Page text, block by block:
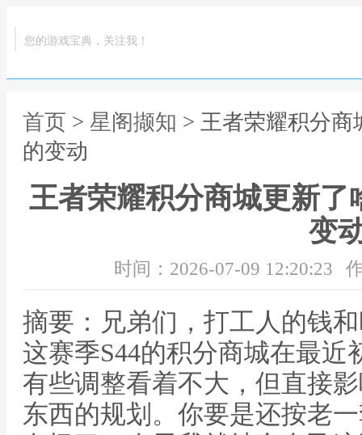
您的游戏宝典，关注我！
首页 > 星阁撷知 > 王者荣耀积分
的变动
王者荣耀积分商城更新了
变
时间：2026-07-09 12:20:23
摘要：兄弟们，打工人的钱
这赛季S44的积分商城在最
有些调整看着不大，但直接
东西的规划。你要是还按老